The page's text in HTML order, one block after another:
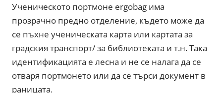
Ученическото портмоне ergobag има
прозрачно предно отделение, където може да
се пъхне ученическата карта или картата за
градския транспорт/ за библиотеката и т.н. Така
идентификацията е лесна и не се налага да се
отваря портмонето или да се търси документ в
раницата.